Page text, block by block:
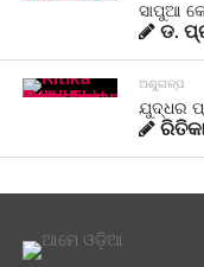
ସାପୁଆ
ଡ.
ଅଣୁଗଳ୍ପ
ଯୁଦ୍ଧର